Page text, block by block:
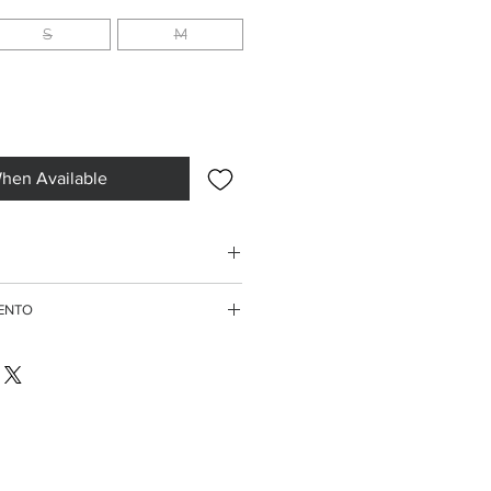
S M
Available
di credito